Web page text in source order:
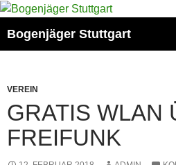
Zum
springen
Bogenjäger Stuttgart
VEREIN
GRATIS WLAN
FREIFUNK